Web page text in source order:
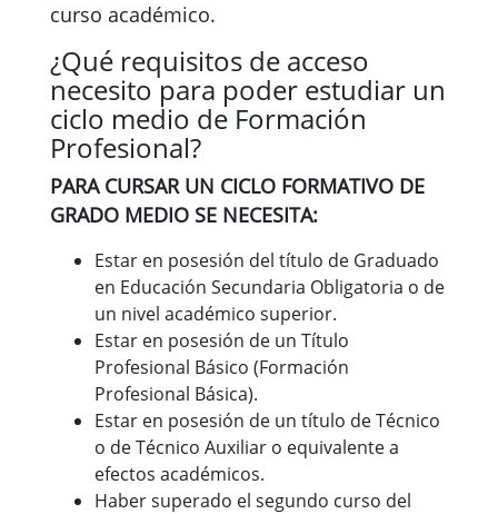
curso académico.
¿Qué requisitos de acceso
necesito para poder estudiar un
ciclo medio de Formación
Profesional?
PARA CURSAR UN CICLO FORMATIVO DE
GRADO MEDIO SE NECESITA:
Estar en posesión del título de Graduado
en Educación Secundaria Obligatoria o de
un nivel académico superior.
Estar en posesión de un Título
Profesional Básico (Formación
Profesional Básica).
Estar en posesión de un título de Técnico
o de Técnico Auxiliar o equivalente a
efectos académicos.
Haber superado el segundo curso del